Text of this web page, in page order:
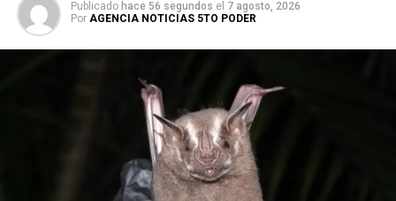
Publicado hace 56 segundos el 7 agosto, 2026
Por AGENCIA NOTICIAS 5TO PODER